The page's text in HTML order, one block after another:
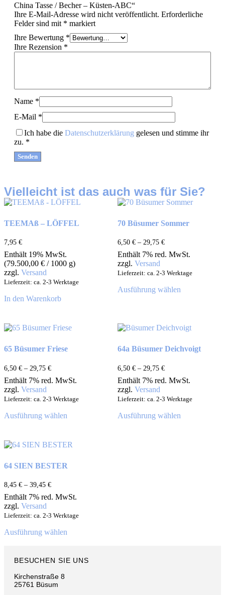
China Tasse / Becher – Küsten-ABC“
Ihre E-Mail-Adresse wird nicht veröffentlicht. Erforderliche
Felder sind mit * markiert
Ihre Bewertung *
Ihre Rezension *
Name *
E-Mail *
Ich habe die Datenschutzerklärung gelesen und stimme ihr
zu. *
Vielleicht ist das auch was für Sie?
TEEMAß – LÖFFEL
7,95 €
Enthält 19% MwSt.
(79.500,00 € / 1000 g)
zzgl. Versand
Lieferzeit: ca. 2-3 Werktage
In den Warenkorb
70 Büsumer Sommer
6,50 € – 29,75 €
Enthält 7% red. MwSt.
zzgl. Versand
Lieferzeit: ca. 2-3 Werktage
Ausführung wählen
65 Büsumer Friese
6,50 € – 29,75 €
Enthält 7% red. MwSt.
zzgl. Versand
Lieferzeit: ca. 2-3 Werktage
Ausführung wählen
64a Büsumer Deichvoigt
6,50 € – 29,75 €
Enthält 7% red. MwSt.
zzgl. Versand
Lieferzeit: ca. 2-3 Werktage
Ausführung wählen
64 SIEN BESTER
8,45 € – 39,45 €
Enthält 7% red. MwSt.
zzgl. Versand
Lieferzeit: ca. 2-3 Werktage
Ausführung wählen
BESUCHEN SIE UNS
Kirchenstraße 8
25761 Büsum